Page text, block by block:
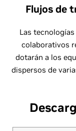
Flujos de
Las
colaborativos
dotarán a los
dispersos de